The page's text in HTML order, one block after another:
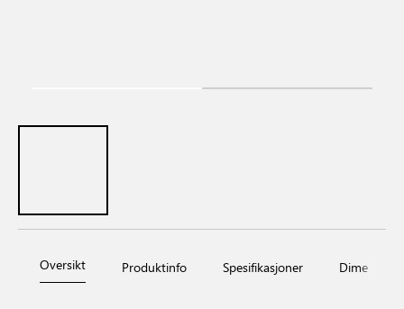
Oversikt Produktinfo Spesifikasjoner